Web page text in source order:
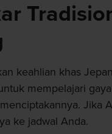
keahlian khas
mempelajari
Jika
ke jadwal Anda.